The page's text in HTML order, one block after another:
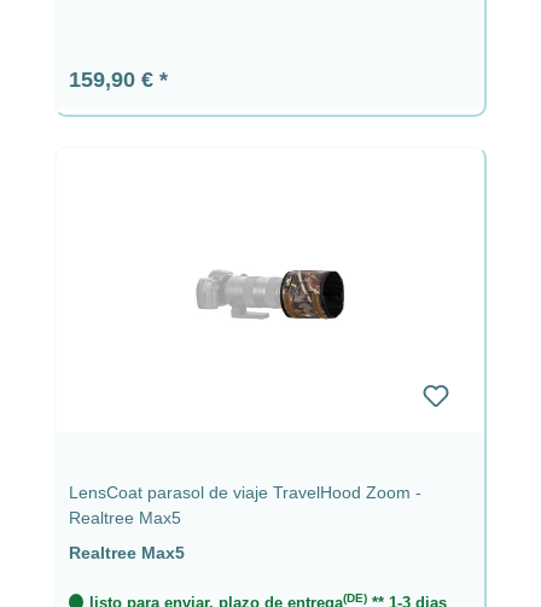
Precio normal:
159,90 €
LensCoat parasol de viaje TravelHood Zoom -
Realtree Max5
Realtree Max5
listo para enviar, plazo de entrega(DE) ** 1-3 dias